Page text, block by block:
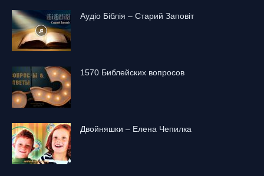
Аудіо Біблія – Старий Заповіт
1570 Библейских вопросов
Двойняшки – Елена Чепилка